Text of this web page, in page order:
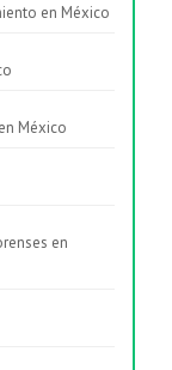
en México
México
en